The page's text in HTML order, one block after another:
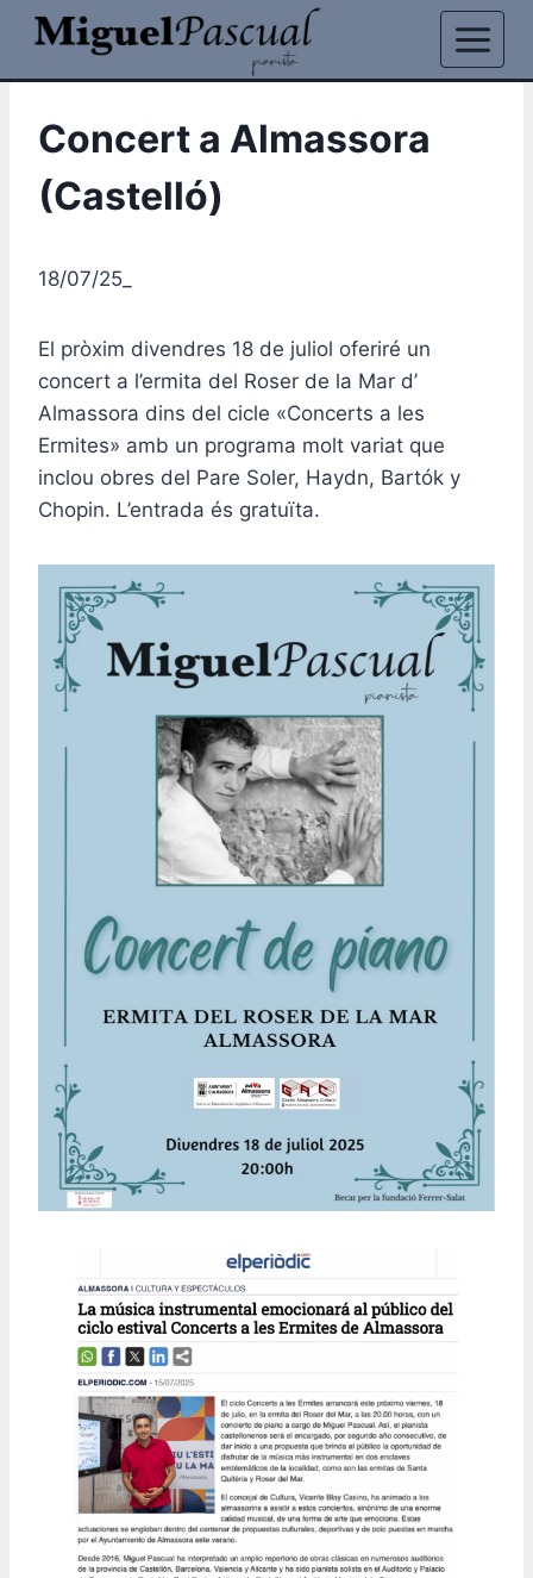
contingut
Concert a Almassora
(Castelló)
18/07/25_
El pròxim divendres 18 de juliol oferiré un
concert a l’ermita del Roser de la Mar d’
Almassora dins del cicle «Concerts a les
Ermites» amb un programa molt variat que
inclou obres del Pare Soler, Haydn, Bartók y
Chopin. L’entrada és gratuïta.